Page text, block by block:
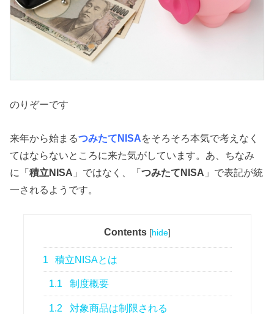
のりぞーです
来年から始まるつみたてNISAをそろそろ本気で考えなく
てはならないところに来た気がしています。あ、ちなみ
に「積立NISA 」ではなく、「つみたてNISA 」で表記が統
一されるようです。
Contents [hide]
1 積立NISAとは
1.1 制度概要
1.2 対象商品は制限される